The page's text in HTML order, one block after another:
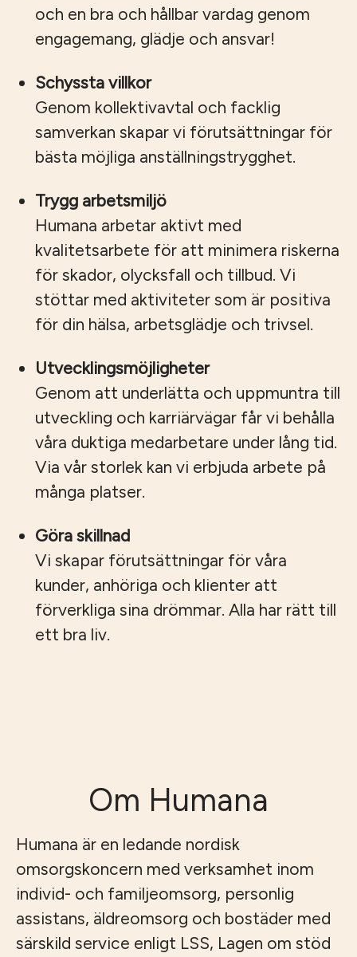
och en bra och hållbar vardag genom
engagemang, glädje och ansvar!
Schyssta villkor
Genom kollektivavtal och facklig
samverkan skapar vi förutsättningar för
bästa möjliga anställningstrygghet.
Trygg arbetsmiljö
Humana arbetar aktivt med
kvalitetsarbete för att minimera riskerna
för skador, olycksfall och tillbud. Vi
stöttar med aktiviteter som är positiva
för din hälsa, arbetsglädje och trivsel.
Utvecklingsmöjligheter
Genom att underlätta och uppmuntra till
utveckling och karriärvägar får vi behålla
våra duktiga medarbetare under lång tid.
Via vår storlek kan vi erbjuda arbete på
många platser.
Göra skillnad
Vi skapar förutsättningar för våra
kunder, anhöriga och klienter att
förverkliga sina drömmar. Alla har rätt till
ett bra liv.
Om Humana
Humana är en ledande nordisk
omsorgskoncern med verksamhet inom
individ- och familjeomsorg, personlig
assistans, äldreomsorg och bostäder med
särskild service enligt LSS, Lagen om stöd